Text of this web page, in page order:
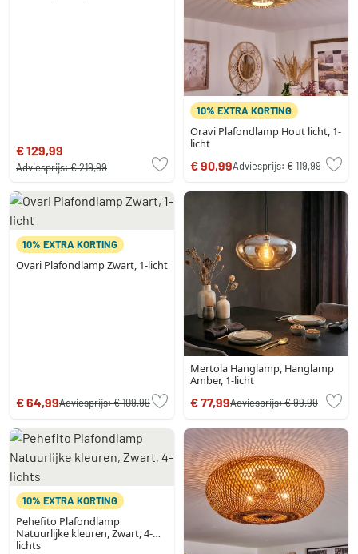
€ 129,99
Adviesprijs:€ 219,99
10% EXTRA KORTING
Oravi Plafondlamp Hout licht, 1-
licht
€ 90,99Adviesprijs:€ 119,99
10% EXTRA KORTING
Ovari Plafondlamp Zwart, 1-licht
€ 64,99Adviesprijs:€ 109,99
Mertola Hanglamp, Hanglamp
Amber, 1-licht
€ 77,99Adviesprijs:€ 99,99
10% EXTRA KORTING
Pehefito Plafondlamp
Natuurlijke kleuren, Zwart, 4-
lichts